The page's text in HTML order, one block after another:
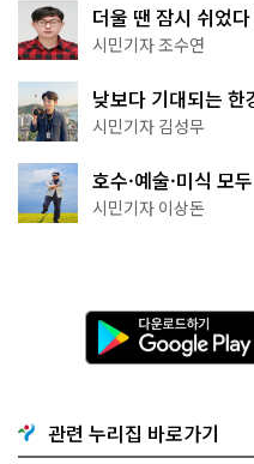
더울 땐 잠시 쉬었
·무더위쉼터까지
시민기자 조수연
낮보다 기대되는
핑' 예약은?
시민기자 김성무
호수·예술·미식 모
아트센터~마곡테라
시민기자 이상돈
다
운
로
기
G
관련 누리집 바로가기